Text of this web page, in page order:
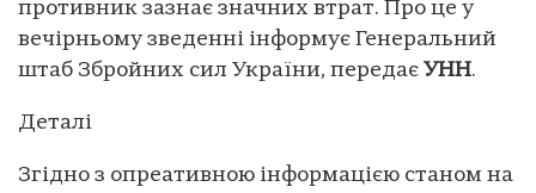
противник зазнає значних втрат. Про це у
вечірньому зведенні інформує Генеральний
штаб Збройних сил України, передає УНН.
Деталі
Згідно з опреативною інформацією станом на